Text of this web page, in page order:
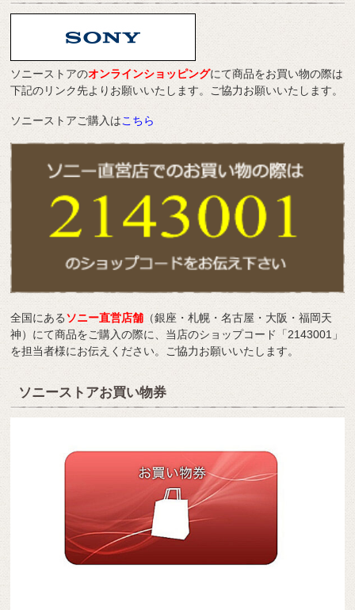
ソニーストアのオンラインショッピングにて商品をお買い物の際は
下記のリンク先よりお願いいたします。ご協力お願いいたします。
ソニーストアご購入はこちら
全国にあるソニー直営店舗 （銀座・札幌・名古屋・大阪・福岡天
神）にて商品をご購入の際に、当店のショップコード「2143001」
を担当者様にお伝えください。ご協力お願いいたします。
ソニーストアお買い物券